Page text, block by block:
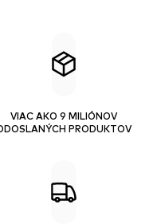
VIAC AKO 9 MILIÓNOV
PRODUKTOV